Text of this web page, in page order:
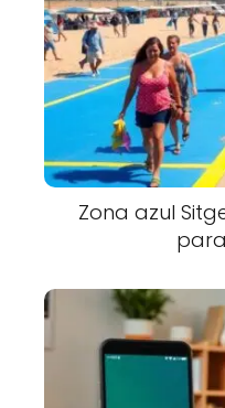
Zona azul